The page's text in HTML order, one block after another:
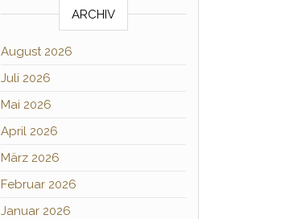
ARCHIV
August 2026
Juli 2026
Mai 2026
April 2026
März 2026
Februar 2026
Januar 2026